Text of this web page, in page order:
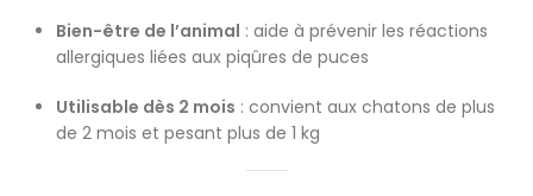
Bien-être de l’animal : aide à prévenir les réactions
allergiques liées aux piqûres de puces
Utilisable dès 2 mois : convient aux chatons de plus
de 2 mois et pesant plus de 1 kg